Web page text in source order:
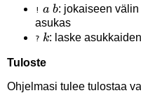
! a
a b
b: jokaiseen välin
asukas
? k
k: laske
Tuloste
Ohjelmasi tulee tulostaa